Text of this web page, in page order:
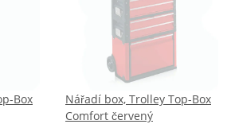
Box
Nářadí box, Trolley Top-Box
Comfort červený